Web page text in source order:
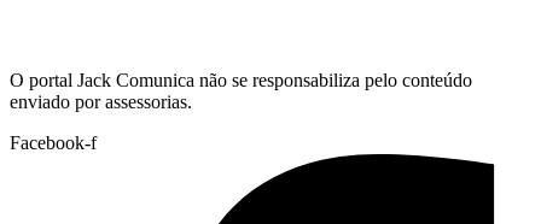
O portal Jack Comunica não se responsabiliza pelo conteúdo
enviado por assessorias.
Facebook-f